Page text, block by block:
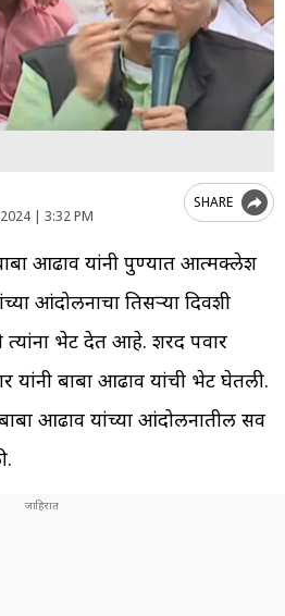
| 3:32 PM
SHARE
आढाव यांनी पुण्यात आत्मक्लेश
आंदोलनाचा तिसऱ्या दिवशी
त्यांना भेट देत आहे. शरद पवार
यांनी बाबा आढाव यांची भेट घेतली.
आढाव यांच्या आंदोलनातील सर्व